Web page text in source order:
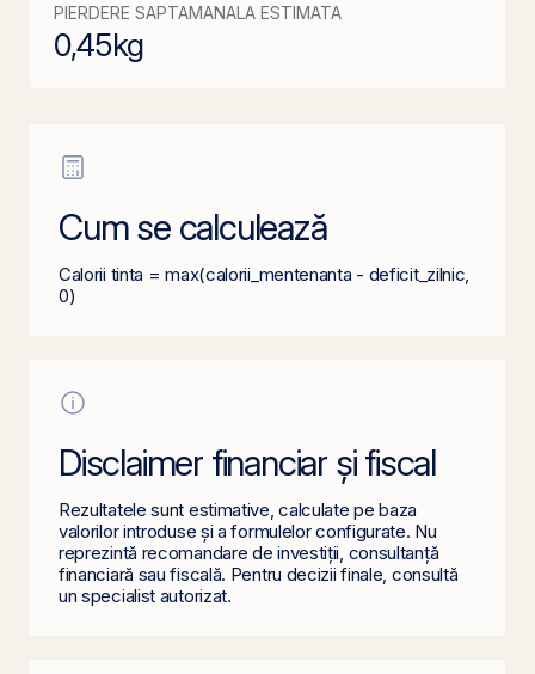
PIERDERE SAPTAMANALA ESTIMATA
0,45kg
Cum se calculează
Calorii tinta = max(calorii_mentenanta - deficit_zilnic,
0)
Disclaimer financiar și fiscal
Rezultatele sunt estimative, calculate pe baza
valorilor introduse și a formulelor configurate. Nu
reprezintă recomandare de investiții, consultanță
financiară sau fiscală. Pentru decizii finale, consultă
un specialist autorizat.